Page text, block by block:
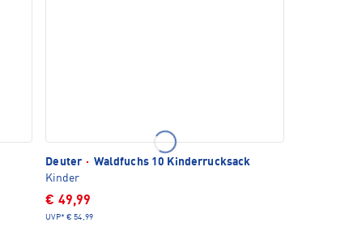
Deuter · Waldfuchs 10 Kinderrucksack
Kinder
€ 49,99
UVP* € 54,99